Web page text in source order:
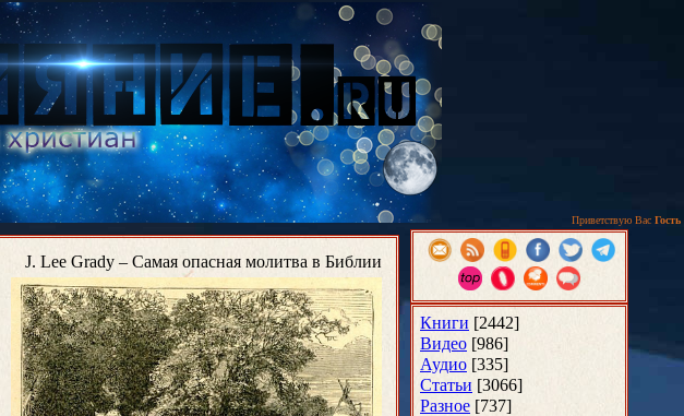
Приветствую Вас Гость
J. Lee Grady – Самая опасная молитва в Библии
Книги [2442]
Видео [986]
Аудио [335]
Статьи [3066]
Разное [737]